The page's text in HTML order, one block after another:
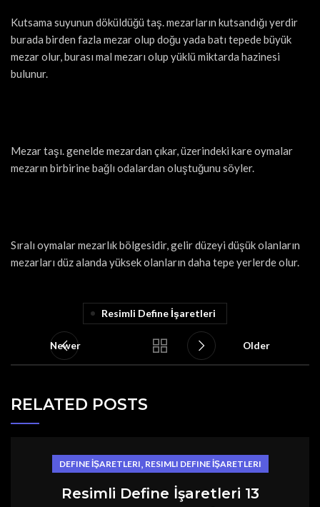
Kutsama suyunun döküldüğü taş. mezarların kutsandığı yerdir
burada birden fazla mezar olup doğu yada batı tepede büyük
mezar olur, burası mal mezarı olup yüklü miktarda hazinesi
bulunur.
Mezar taşı. genelde mezardan çıkar, üzerindeki kare oymalar
mezarın birbirine bağlı odalardan oluştuğunu söyler.
Sıralı oymalar mezarlık bölgesidir, gelir düzeyi düşük olanların
mezarları düz alanda yüksek olanların daha tepe yerlerde olur.
Resimli Define İşaretleri
Newer Older
RELATED POSTS
DEFINE İŞARETLERI RESIMLI DEFINE İŞARETLERI
Resimli Define İşaretleri 13